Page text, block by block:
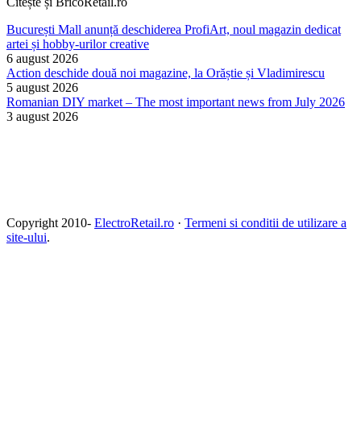
București Mall anunță deschiderea ProfiArt, noul magazin dedicat
artei și hobby-urilor creative
6 august 2026
Action deschide două noi magazine, la Orăștie și Vladimirescu
5 august 2026
Romanian DIY market – The most important news from July 2026
3 august 2026
Copyright 2010- ElectroRetail.ro · Termeni si conditii de utilizare a
site-ului.